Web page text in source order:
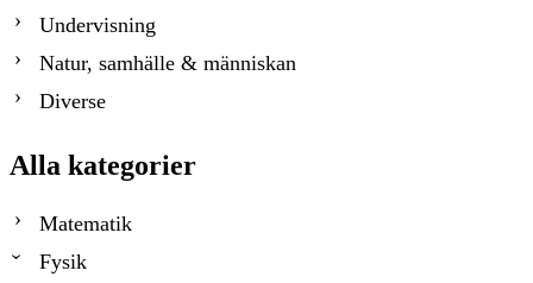
Undervisning
Natur, samhälle & människan
Diverse
Alla kategorier
Matematik
Fysik